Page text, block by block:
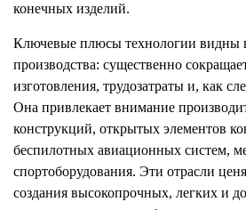
конечных изделий.
Ключевые плюсы технологии видны
производства: существенно
изготовления, трудозатраты и, как
Она привлекает внимание
конструкций, открытых элементов
беспилотных авиационных систем,
спортоборудования. Эти отрасли
создания высокопрочных, легких и